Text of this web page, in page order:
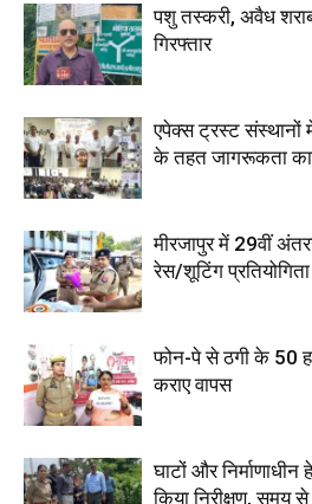
पशु तस्करी, अवैध
गिरफ्तार
एपेक्स ट्रस्ट संस्थानों
के तहत जागरूकता
मीरजापुर में 29वीं
रेस/शूटिंग
फोन-पे से ठगी के 50
कराए वापस
घाटों और
किया निरीक्षण, समय